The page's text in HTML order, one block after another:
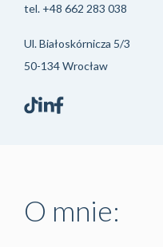
tel. +48 662 283 038
Ul. Białoskórnicza 5/3
50-134 Wrocław
O mnie: